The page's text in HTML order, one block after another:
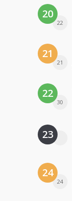
20
22
21
21
22
30
23
24
24